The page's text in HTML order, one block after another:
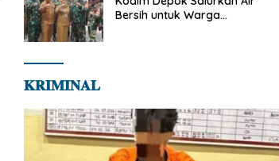
Bersih untuk Warga
𝐊𝐑𝐈𝐌𝐈𝐍𝐀𝐋